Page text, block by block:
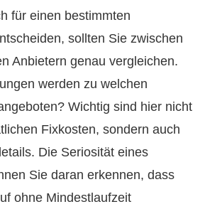
für einen bestimmten
sollten Sie zwischen
Anbietern genau vergleichen.
werden zu welchen
Wichtig sind hier nicht
Fixkosten, sondern auch
Die Seriosität eines
Sie daran erkennen, dass
ohne Mindestlaufzeit